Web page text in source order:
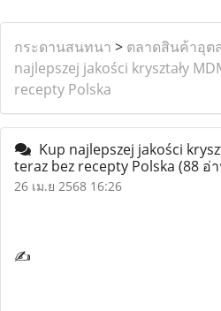
กระดานสนทนา > ตลาดสินค้าอุต
najlepszej jakości kryształy
recepty Polska
Kup najlepszej jakości
teraz bez recepty Polska (88 อ่
26 เม.ย 2568 16:26
✍